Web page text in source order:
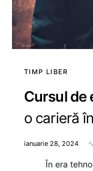
TIMP LIBER
Cursul de
o carieră
ianuarie 28, 2024
În era